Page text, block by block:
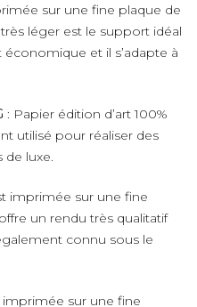
sur une fine plaque de
léger est le support idéal
et il s’adapte à
: Papier édition d’art 100%
utilisé pour réaliser des
de luxe.
imprimée sur une fine
un rendu très qualitatif
connu sous le
sur une fine